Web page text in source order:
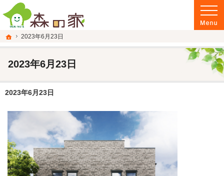
ホーム
2023年6月23日
2023年6月23日
富山県南砺市の注文住宅・新築戸建てを手がける建設会社なら当社へ。
富山県南砺市の新築・注文住宅・新築戸建てを手がける建設会社なら森の家
2023年6月23日